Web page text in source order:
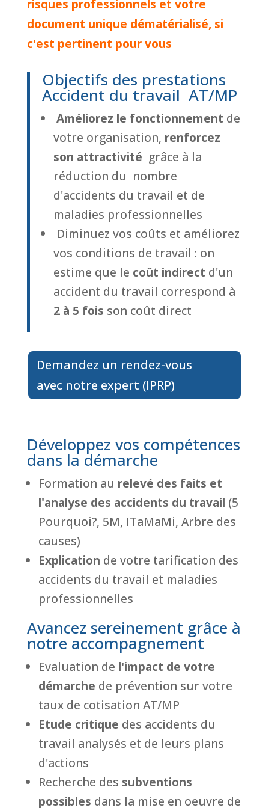
risques professionnels et votre
document unique dématérialisé, si
c'est pertinent pour vous
Objectifs des prestations
Accident du travail AT/MP
Améliorez le fonctionnement de
votre organisation, renforcez
son attractivité grâce à la
réduction du nombre
d'accidents du travail et de
maladies professionnelles
Diminuez vos coûts et améliorez
vos conditions de travail : on
estime que le coût indirect d'un
accident du travail correspond à
2 à 5 fois son coût direct
Demandez un rendez-vous
avec notre expert (IPRP)
Développez vos compétences
dans la démarche
Formation au relevé des faits et
l'analyse des accidents du travail (5
Pourquoi?, 5M, ITaMaMi, Arbre des
causes)
Explication de votre tarification des
accidents du travail et maladies
professionnelles
Avancez sereinement grâce à
notre accompagnement
Evaluation de l'impact de votre
démarche de prévention sur votre
taux de cotisation AT/MP
Etude critique des accidents du
travail analysés et de leurs plans
d'actions
Recherche des subventions
possibles dans la mise en oeuvre de